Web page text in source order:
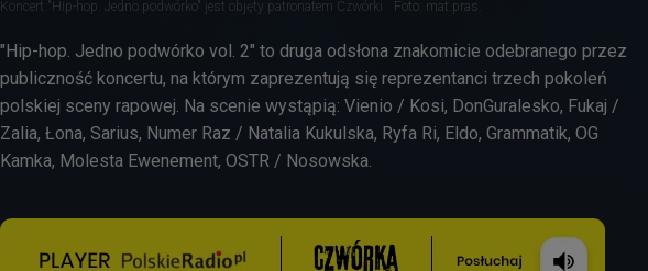
Koncert "Hip-hop. Jedno podwórko" jest objęty patronatem Czwórki Foto: mat.pras.
"Hip-hop. Jedno podwórko vol. 2" to druga odsłona znakomicie odebranego przez
publiczność koncertu, na którym zaprezentują się reprezentanci trzech pokoleń
polskiej sceny rapowej. Na scenie wystąpią: Vienio / Kosi, DonGuralesko, Fukaj /
Zalia, Łona, Sarius, Numer Raz / Natalia Kukulska, Ryfa Ri, Eldo, Grammatik, OG
Kamka, Molesta Ewenement, OSTR / Nosowska.